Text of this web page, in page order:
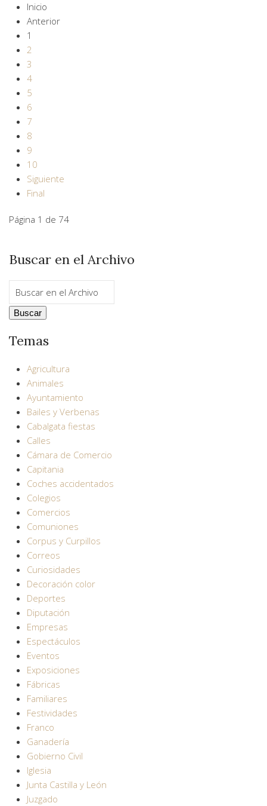
Inicio
Anterior
1
2
3
4
5
6
7
8
9
10
Siguiente
Final
Página 1 de 74
Buscar en el Archivo
Temas
Agricultura
Animales
Ayuntamiento
Bailes y Verbenas
Cabalgata fiestas
Calles
Cámara de Comercio
Capitania
Coches accidentados
Colegios
Comercios
Comuniones
Corpus y Curpillos
Correos
Curiosidades
Decoración color
Deportes
Diputación
Empresas
Espectáculos
Eventos
Exposiciones
Fábricas
Familiares
Festividades
Franco
Ganadería
Gobierno Civil
Iglesia
Junta Castilla y León
Juzgado